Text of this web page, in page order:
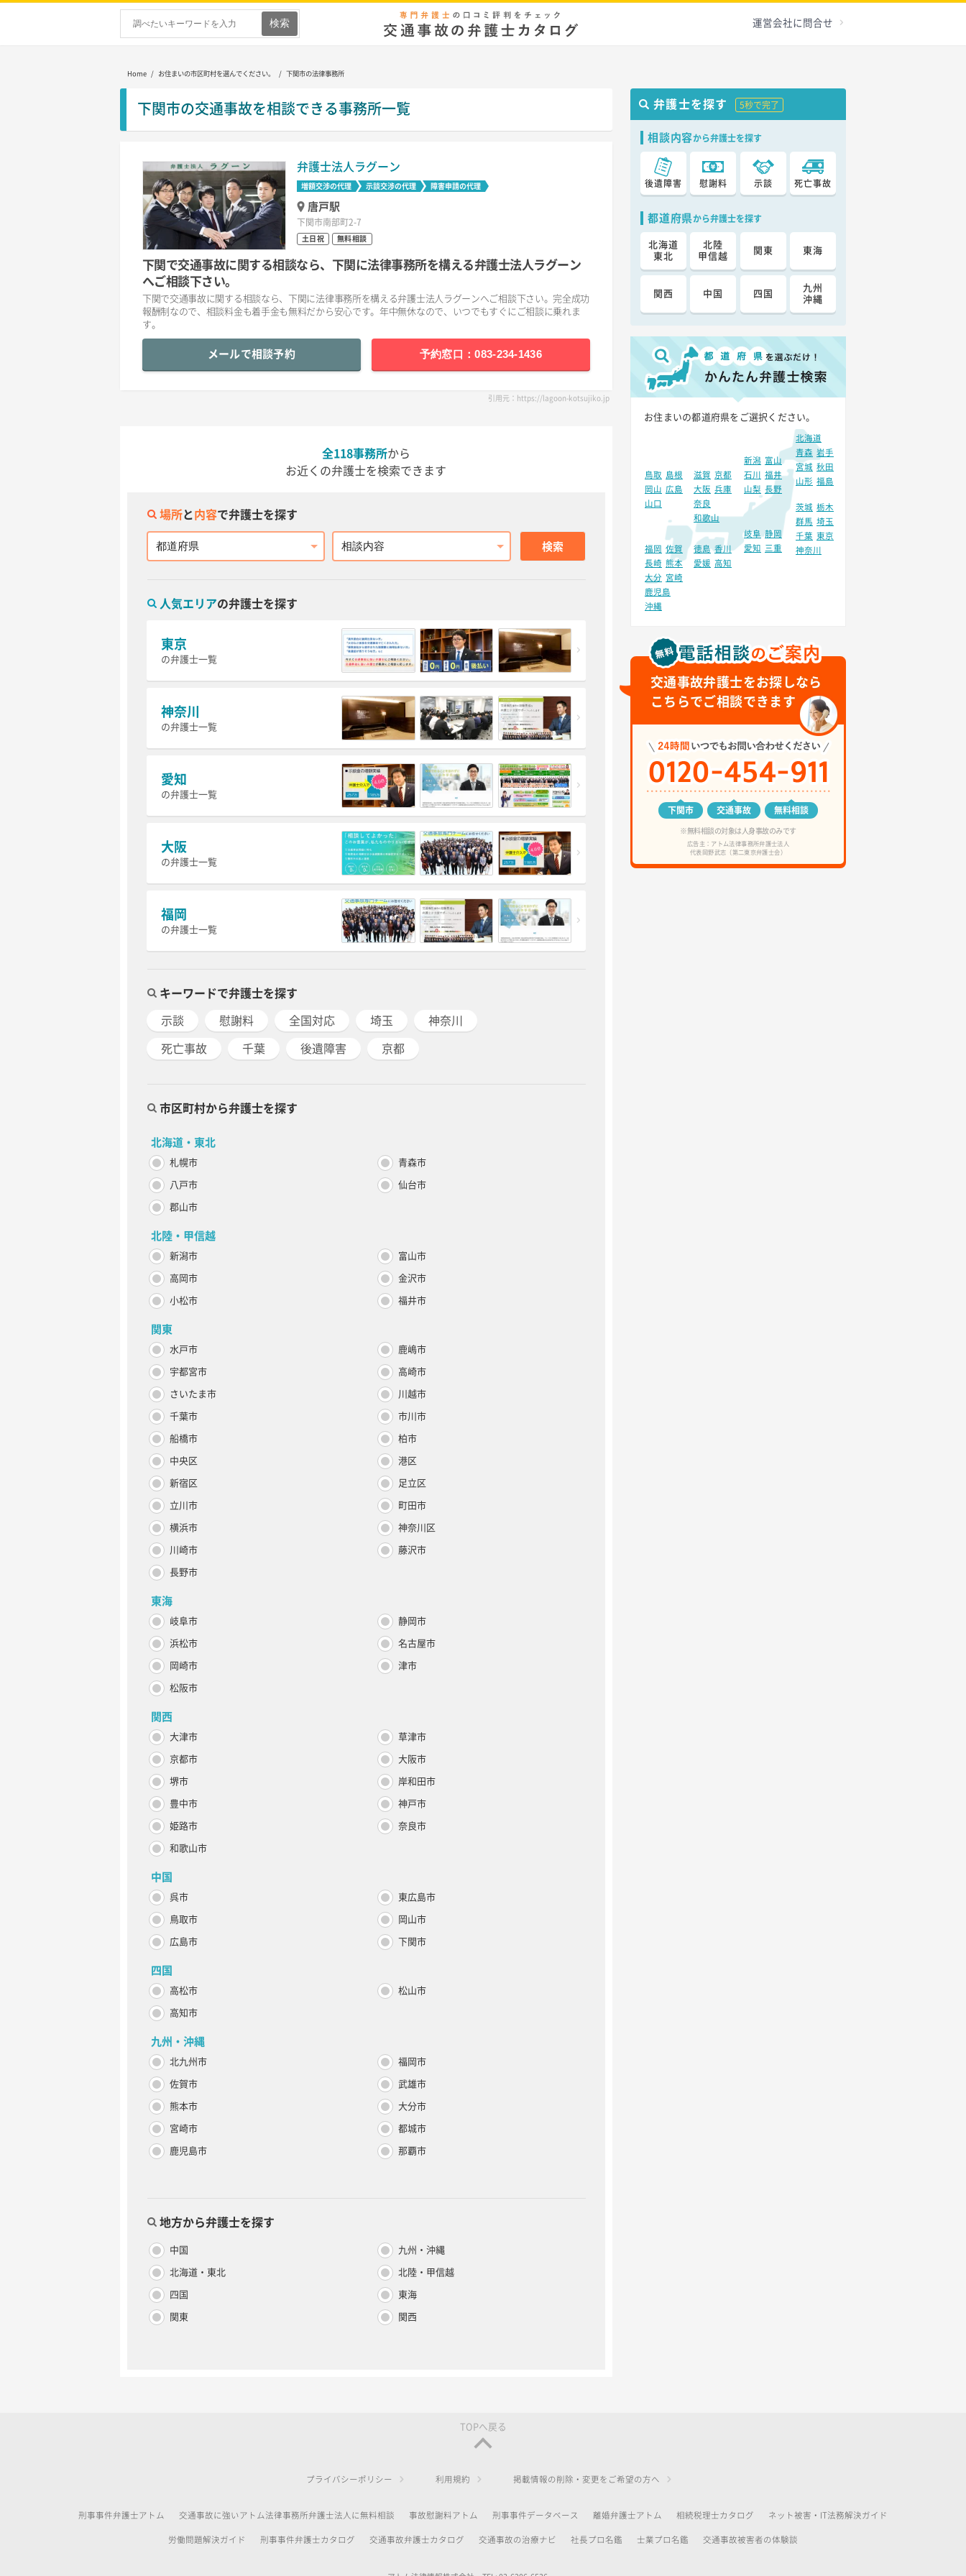
運営会社に問合せ
Home / お住まいの市区町村を選んでください。 / 下関市の法律事務所
下関市の交通事故を相談できる事務所一覧
弁護士法人ラグーン
増額交渉の代理 示談交渉の代理 障害申請の代理
唐戸駅
下関市南部町2-7
土日祝 無料相談
下関で交通事故に関する相談なら、下関に法律事務所を構える弁護士法人ラグーン
へご相談下さい。
下関で交通事故に関する相談なら、下関に法律事務所を構える弁護士法人ラグーンへご相談下さい。完全成功
報酬制なので、相談料金も着手金も無料だから安心です。年中無休なので、いつでもすぐにご相談に乗れま
す。
メールで相談予約 予約窓口：083-234-1436
引用元：https://lagoon-kotsujiko.jp
全118事務所から
お近くの弁護士を検索できます
場所と 内容で弁護士を探す
都道府県 相談内容 検索
人気エリアの弁護士を探す
東京
の弁護士一覧
神奈川
の弁護士一覧
愛知
の弁護士一覧
大阪
の弁護士一覧
福岡
の弁護士一覧
キーワードで弁護士を探す
示談 慰謝料 全国対応 埼玉 神奈川
死亡事故 千葉 後遺障害 京都
市区町村から弁護士を探す
北海道・東北
札幌市 青森市
八戸市 仙台市
郡山市
北陸・甲信越
新潟市 富山市
高岡市 金沢市
小松市 福井市
関東
水戸市 鹿嶋市
宇都宮市 高崎市
さいたま市 川越市
千葉市 市川市
船橋市 柏市
中央区 港区
新宿区 足立区
立川市 町田市
横浜市 神奈川区
川崎市 藤沢市
長野市
東海
岐阜市 静岡市
浜松市 名古屋市
岡崎市 津市
松阪市
関西
大津市 草津市
京都市 大阪市
堺市 岸和田市
豊中市 神戸市
姫路市 奈良市
和歌山市
中国
呉市 東広島市
鳥取市 岡山市
広島市 下関市
四国
高松市 松山市
高知市
九州・沖縄
北九州市 福岡市
佐賀市 武雄市
熊本市 大分市
宮崎市 都城市
鹿児島市 那覇市
地方から弁護士を探す
中国 九州・沖縄
北海道・東北 北陸・甲信越
四国 東海
関東 関西
弁護士を探す 5秒で完了
相談内容から弁護士を探す
後遺障害 慰謝料 示談 死亡事故
都道府県から弁護士を探す
北海道
東北
北陸
甲信越
関東 東海
関西 中国 四国
九州
沖縄
お住まいの都道府県をご選択ください。
北海道
青森 岩手
宮城 秋田
山形 福島
新潟
富山
石川
福井
山梨 長野
茨城 栃木
群馬 埼玉
千葉 東京
神奈川
岐阜
静岡
愛知
三重
滋賀 京都
大阪 兵庫
奈良
和歌山
鳥取
島根
岡山
広島
山口
徳島 香川
愛媛 高知
福岡
佐賀
長崎 熊本
大分
宮崎
鹿児島
沖縄
交通事故弁護士をお探しなら
こちらでご相談できます
下関市 交通事故 無料相談
※無料相談の対象は人身事故のみです
広告主：アトム法律事務所弁護士法人
代表岡野武志（第二東京弁護士会）
TOPへ戻る
プライバシーポリシー 利用規約 掲載情報の削除・変更をご希望の方へ
刑事事件弁護士アトム 交通事故に強いアトム法律事務所弁護士法人に無料相談 事故慰謝料アトム 刑事事件データベース 離婚弁護士アトム 相続税理士カタログ ネット被害・IT法務解決ガイド
労働問題解決ガイド 刑事事件弁護士カタログ 交通事故弁護士カタログ 交通事故の治療ナビ 社長プロ名鑑 士業プロ名鑑 交通事故被害者の体験談